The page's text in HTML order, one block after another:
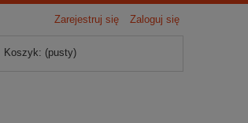
Zarejestruj się Zaloguj się
Koszyk: (pusty)